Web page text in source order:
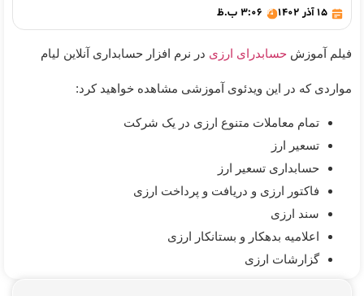
15 آذر 1402 3:06 ب.ظ
فیلم آموزش حسابدرای ارزی در نرم افزار حسابداری آنلاین لیام
مواردی که در این ویدئوی آموزشی مشاهده خواهید کرد:
تمام معاملات متنوع ارزی در یک شرکت
تسعیر ارز
حسابداری تسعیر ارز
فاکتور ارزی و دریافت و پرداخت ارزی
سند ارزی
اعلامیه بدهکار و بستانکار ارزی
گزارشات ارزی